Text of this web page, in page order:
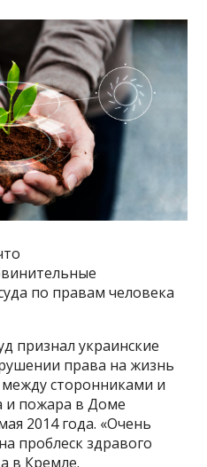
по правам человека
признал украинские
права на жизнь
сторонниками и
и пожара в Доме
2014 года. «Очень
проблеск здравого
в Кремле.